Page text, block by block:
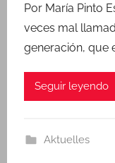
Por María Pinto
veces mal
generación, que
Seguir leyendo
Aktuelles